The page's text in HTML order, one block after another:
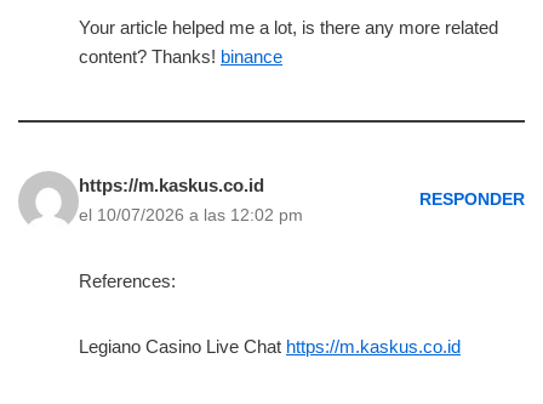
Your article helped me a lot, is there any more related
content? Thanks! binance
https://m.kaskus.co.id
el 10/07/2026 a las 12:02 pm
RESPONDER
References:
Legiano Casino Live Chat https://m.kaskus.co.id